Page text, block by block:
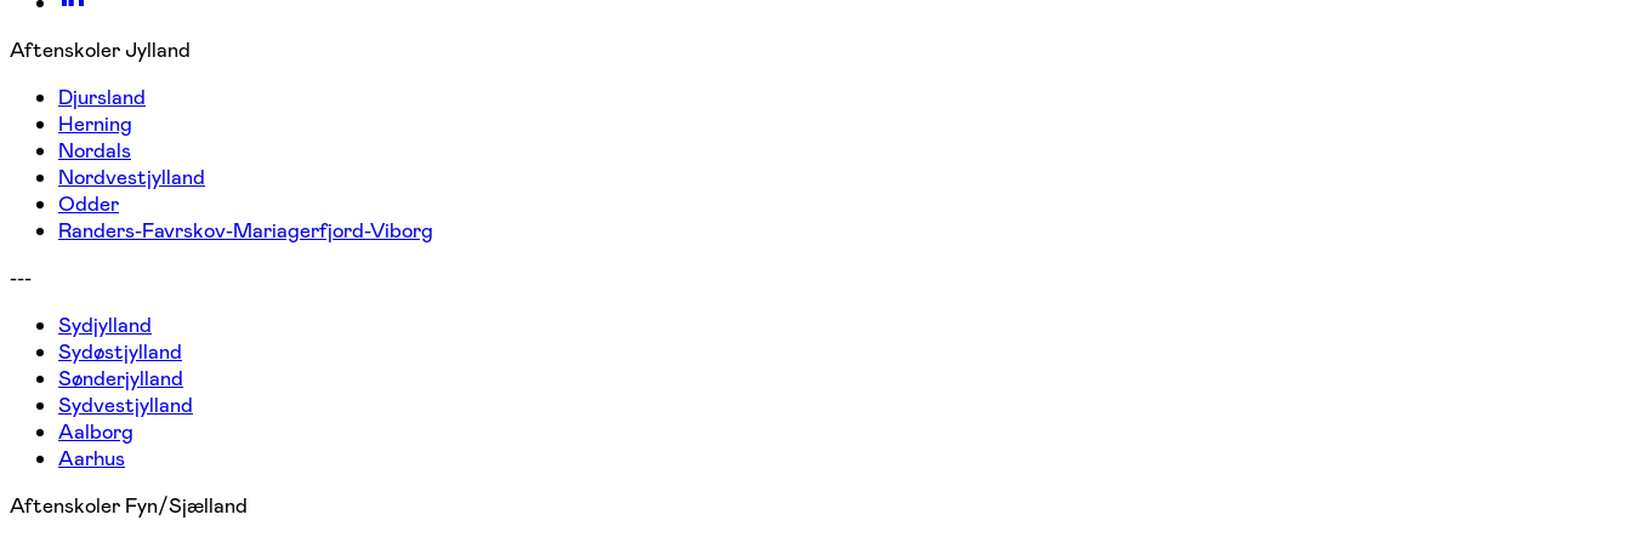
Aftenskoler Jylland
Djursland
Herning
Nordals
Nordvestjylland
Odder
Randers-Favrskov-Mariagerfjord-Viborg
---
Sydjylland
Sydøstjylland
Sønderjylland
Sydvestjylland
Aalborg
Aarhus
Aftenskoler Fyn/Sjælland